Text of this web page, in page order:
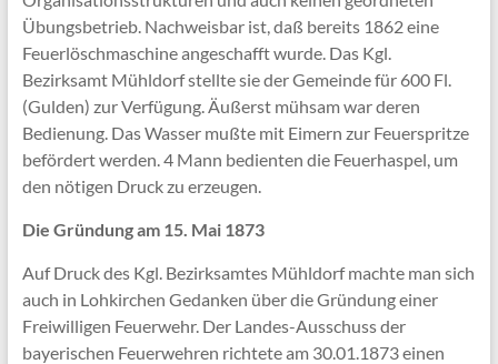
Übungsbetrieb. Nachweisbar ist, daß bereits 1862 eine
Feuerlöschmaschine angeschafft wurde. Das Kgl.
Bezirksamt Mühldorf stellte sie der Gemeinde für 600 Fl.
(Gulden) zur Verfügung. Äußerst mühsam war deren
Bedienung. Das Wasser mußte mit Eimern zur Feuerspritze
befördert werden. 4 Mann bedienten die Feuerhaspel, um
den nötigen Druck zu erzeugen.
Die Gründung am 15. Mai 1873
Auf Druck des Kgl. Bezirksamtes Mühldorf machte man sich
auch in Lohkirchen Gedanken über die Gründung einer
Freiwilligen Feuerwehr. Der Landes-Ausschuss der
bayerischen Feuerwehren richtete am 30.01.1873 einen